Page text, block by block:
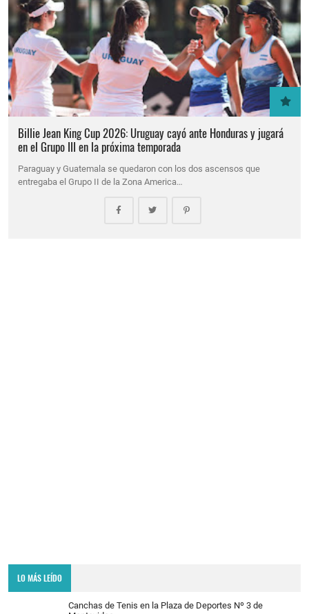
Billie Jean King Cup 2026: Uruguay cayó ante Honduras y jugará
en el Grupo III en la próxima temporada
Paraguay y Guatemala se quedaron con los dos ascensos que
entregaba el Grupo II de la Zona America…
LO MÁS LEÍDO
Canchas de Tenis en la Plaza de Deportes Nº 3 de